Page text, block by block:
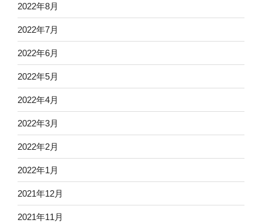
2022年8月
2022年7月
2022年6月
2022年5月
2022年4月
2022年3月
2022年2月
2022年1月
2021年12月
2021年11月